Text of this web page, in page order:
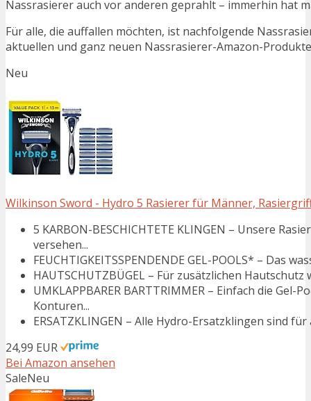
Nassrasierer auch vor anderen geprahlt – immerhin hat
Für alle, die auffallen möchten, ist nachfolgende
aktuellen und ganz neuen Nassrasierer-Amazon-
Neu
Wilkinson Sword - Hydro 5 Rasierer für Männer,
5 KARBON-BESCHICHTETE KLINGEN – Unsere
versehen...
FEUCHTIGKEITSSPENDENDE GEL-POOLS* – Das
HAUTSCHUTZBÜGEL – Für zusätzlichen
UMKLAPPBARER BARTTRIMMER – Einfach die
Konturen...
ERSATZKLINGEN – Alle Hydro-Ersatzklingen sind
24,99 EUR
Bei Amazon ansehen
SaleNeu